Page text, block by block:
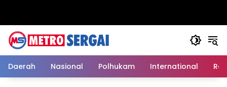
Daerah Nasional Polhukam International